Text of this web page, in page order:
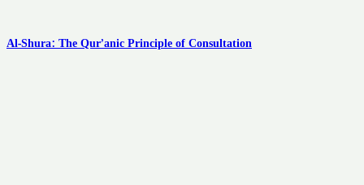
Al-Shura: The Qur’anic Principle of Consultation